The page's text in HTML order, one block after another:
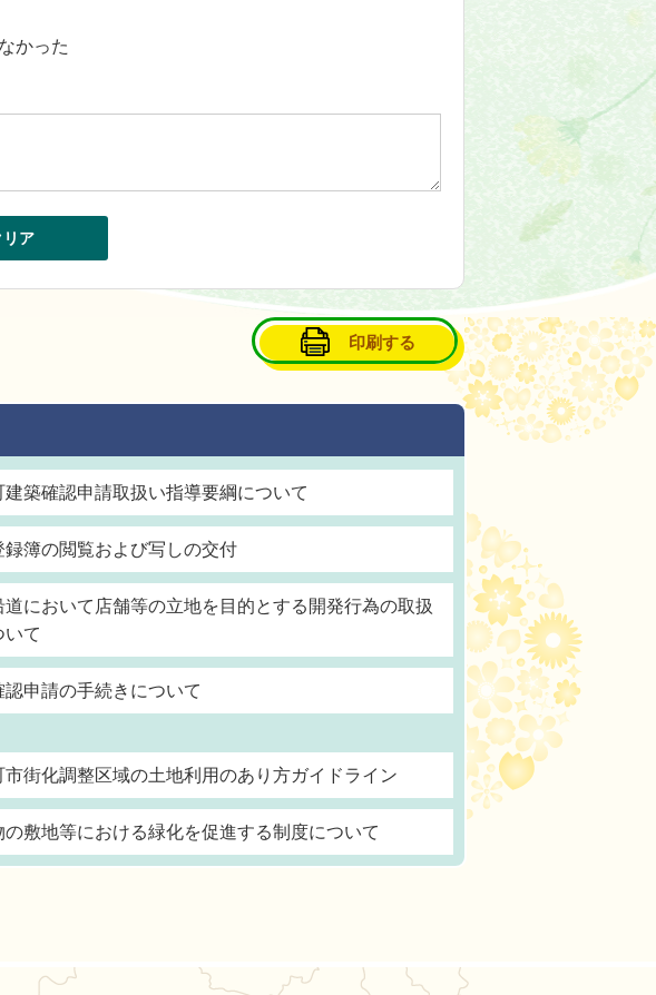
かった
印刷する
建築確認申請取扱い指導要綱について
録簿の閲覧および写しの交付
道において店舗等の立地を目的とする開発行為の取扱
いて
認申請の手続きについて
市街化調整区域の土地利用のあり方ガイドライン
の敷地等における緑化を促進する制度について